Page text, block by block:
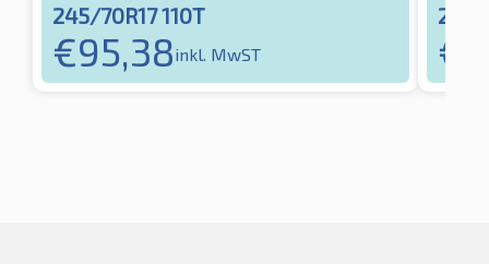
245/70R17 110T
€95,38inkl. MwST
245/
€